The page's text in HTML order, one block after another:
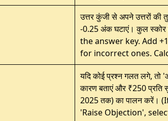
उत्तर कुंजी से अपने उत्तरों
-0.25 अंक घटाएं। कुल
the answer key. Add
for incorrect ones.
यदि कोई प्रश्न गलत लगे, तो
कारण बताएं और ₹250 प्रति
2025 तक) का पालन करें।
'Raise Objection',